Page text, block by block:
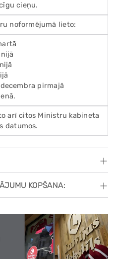
cieņu.
noformējumā lieto:
pirmajā
arī citos Ministru kabineta
datumos.
KOPŠANA: